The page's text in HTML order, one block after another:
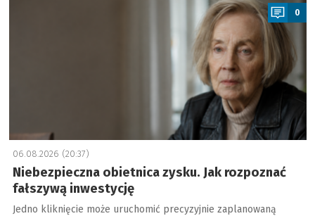
0
06.08.2026 (20:37)
Niebezpieczna obietnica zysku. Jak rozpoznać
fałszywą inwestycję
Jedno kliknięcie może uruchomić precyzyjnie zaplanowaną